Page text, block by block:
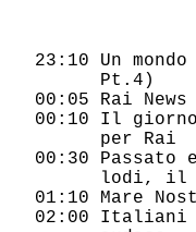
23:10 Un
00:05
00:10 Il
00:30
01:10
02:00